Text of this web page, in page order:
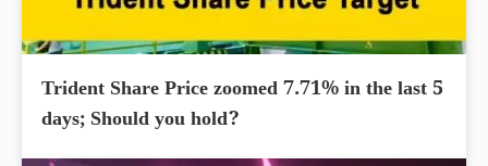
Trident Share Price zoomed 7.71% in the last 5
days; Should you hold?